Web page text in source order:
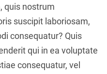
quis nostrum
suscipit laboriosam,
consequatur? Quis
qui in ea voluptate
consequatur, vel